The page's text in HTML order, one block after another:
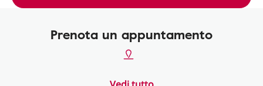
Prenota un appuntamento